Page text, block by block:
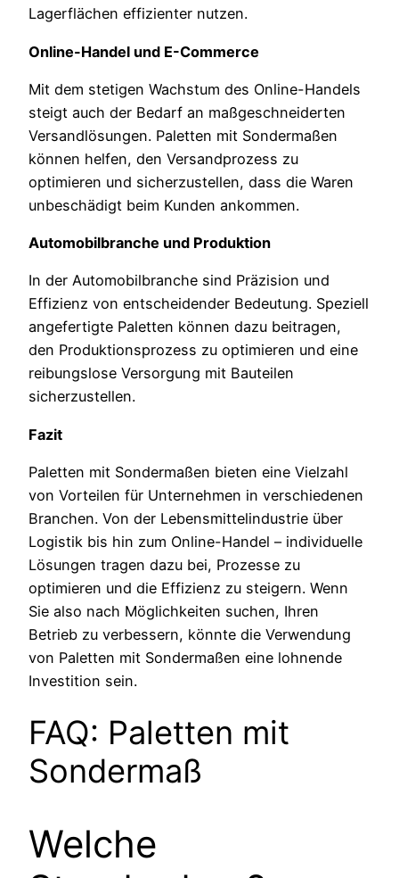
Lagerflächen effizienter nutzen.
Online-Handel und E-Commerce
Mit dem stetigen Wachstum des Online-Handels
steigt auch der Bedarf an maßgeschneiderten
Versandlösungen. Paletten mit Sondermaßen
können helfen, den Versandprozess zu
optimieren und sicherzustellen, dass die Waren
unbeschädigt beim Kunden ankommen.
Automobilbranche und Produktion
In der Automobilbranche sind Präzision und
Effizienz von entscheidender Bedeutung. Speziell
angefertigte Paletten können dazu beitragen,
den Produktionsprozess zu optimieren und eine
reibungslose Versorgung mit Bauteilen
sicherzustellen.
Fazit
Paletten mit Sondermaßen bieten eine Vielzahl
von Vorteilen für Unternehmen in verschiedenen
Branchen. Von der Lebensmittelindustrie über
Logistik bis hin zum Online-Handel – individuelle
Lösungen tragen dazu bei, Prozesse zu
optimieren und die Effizienz zu steigern. Wenn
Sie also nach Möglichkeiten suchen, Ihren
Betrieb zu verbessern, könnte die Verwendung
von Paletten mit Sondermaßen eine lohnende
Investition sein.
FAQ: Paletten mit
Sondermaß
Welche